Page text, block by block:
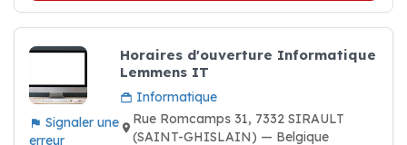
Signaler une
erreur
Horaires d'ouverture Informatique
Lemmens IT
Informatique
Rue Romcamps 31, 7332 SIRAULT
(SAINT-GHISLAIN) — Belgique